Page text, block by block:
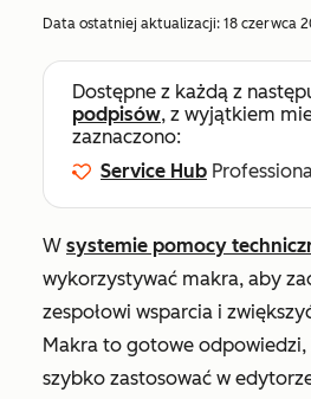
Data ostatniej aktualizacji: 18 czerwca
Dostępne z każdą z
podpisów, z wyjątkiem
zaznaczono:
Service Hub
W systemie pomocy
wykorzystywać makra, aby
zespołowi wsparcia i
Makra to gotowe
szybko zastosować w